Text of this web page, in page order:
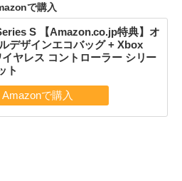
で購入
S 【Amazon.co.jp特典】オ
デザインエコバッグ + Xbox
ヤレス コントローラー シリー
ト